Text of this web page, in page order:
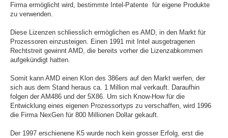
Firma ermöglicht wird, bestimmte Intel-Patente für eigene Produkte
zu verwenden.
Diese Lizenzen schliesslich ermöglichen es AMD, in den Markt für
Prozessoren einzusteigen. Einen 1991 mit Intel ausgetragenen
Rechtstreit gewinnt AMD, die bereits vorher die Lizenzabkommen
aufgekündigt hatten.
Somit kann AMD einen Klon des 386ers auf den Markt werfen, der
sich aus dem Stand heraus ca. 1 Million mal verkauft. Daraufhin
folgen der AM486 und der 5X86. Um sich Know-How für die
Entwicklung eines eigenen Prozessortyps zu verschaffen, wird 1996
die Firma NexGen für 800 Millionen Dollar gekauft.
Der 1997 erschienene K5 wurde noch kein grosser Erfolg, erst die